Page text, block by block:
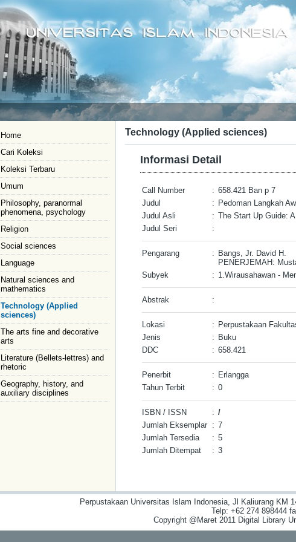
Home
Cari Koleksi
Koleksi Terbaru
Umum
Philosophy, paranormal
phenomena, psychology
Religion
Social sciences
Language
Natural sciences and
mathematics
Technology (Applied
sciences)
The arts fine and decorative
arts
Literature (Bellets-lettres) and
rhetoric
Geography, history, and
auxiliary disciplines
Technology (Applied sciences)
Informasi Detail
Call Number : 658.421 Ban p 7
Judul
: Pedoman Langkah
Judul Asli
: The Start Up Guide:
Judul Seri
:
Pengarang : Bangs, Jr. David H.
PENERJEMAH:
Subyek
: 1.Wirausahawan -
Abstrak :
Lokasi : Perpustakaan
Jenis
: Buku
DDC
: 658.421
Penerbit : Erlangga
Tahun Terbit
: 0
ISBN / ISSN : /
Jumlah Eksemplar : 7
Jumlah Tersedia
: 5
Jumlah Ditempat
: 3
Perpustakaan Universitas Islam Indonesia, Jl Kaliurang KM
Telp: +62 274 898444
Copyright @Maret 2011 Digital Library